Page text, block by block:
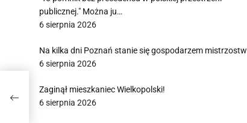
publicznej." Można ju…
6 sierpnia 2026
Na kilka dni Poznań stanie się gospodarzem mistrzostw
6 sierpnia 2026
Zaginął mieszkaniec Wielkopolski!
6 sierpnia 2026